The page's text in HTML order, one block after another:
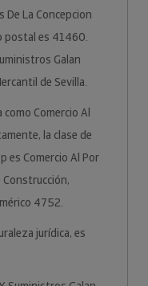
De La Concepcion
postal es 41460.
Galan
de Sevilla.
Comercio Al
la clase de
es Comercio Al Por
Construcción,
4752.
jurídica, es